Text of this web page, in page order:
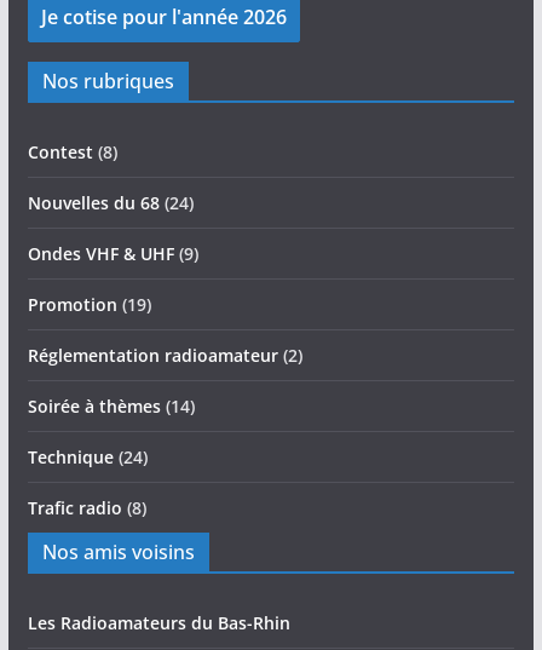
Nos rubriques
Contest (8)
Nouvelles du 68(24)
Ondes VHF & UHF(9)
Promotion (19)
Réglementation radioamateur(2)
Soirée à thèmes(14)
Technique(24)
Trafic radio (8)
Nos amis voisins
Les Radioamateurs du Bas-Rhin